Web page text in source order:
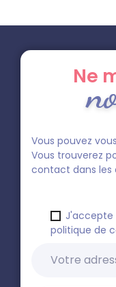
Ne
Vous pouvez
Vous trouverez
contact dans les
J'accepte
politique de